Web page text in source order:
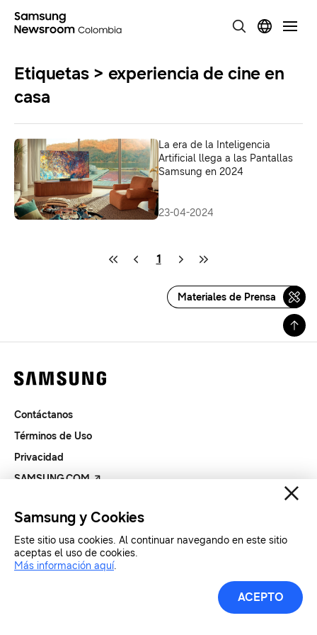
Etiquetas > experiencia de cine en
casa
La era de la Inteligencia
Artificial llega a las Pantallas
Samsung en 2024
23-04-2024
1
Materiales de Prensa
Contáctanos
Términos de Uso
Privacidad
SAMSUNG.COM
Copyright© SAMSUNG Todos los derechos reservados.
Samsung y Cookies
Este sitio usa cookies. Al continuar navegando en este sitio
aceptas el uso de cookies.
Más información aquí.
ACEPTO